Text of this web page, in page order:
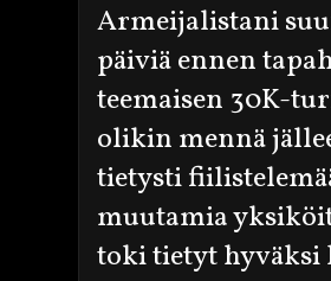
Armeijalistani
päiviä ennen
teemaisen 30K-
olikin mennä
tietysti
muutamia
toki tietyt hyväksi